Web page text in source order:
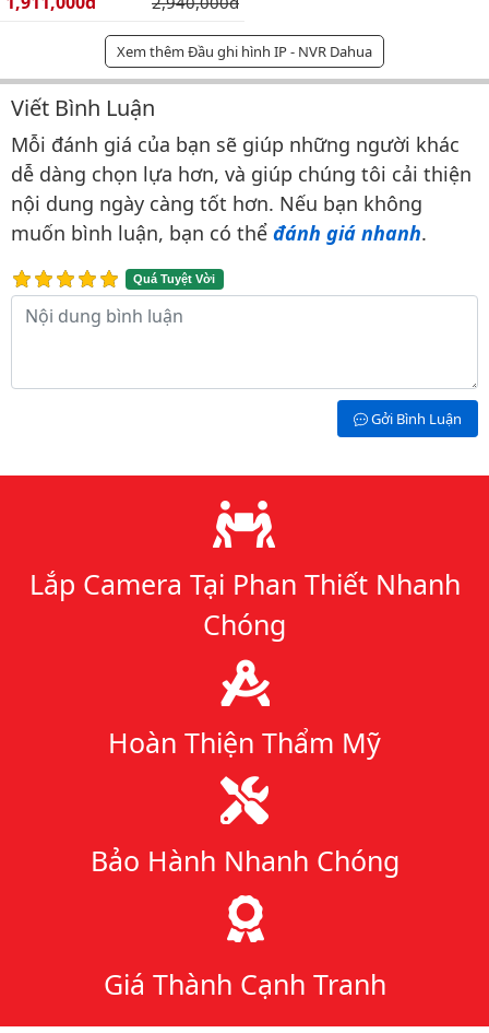
Xem thêm Đầu ghi hình IP - NVR Dahua
Bình luận & Đánh giá
Viết Bình Luận
Mỗi đánh giá của bạn sẽ giúp những người khác
dễ dàng chọn lựa hơn, và giúp chúng tôi cải thiện
nội dung ngày càng tốt hơn. Nếu bạn không
muốn bình luận, bạn có thể đánh giá nhanh.
Quá Tuyệt Vời
Nội dung bình luận
Gởi Bình Luận
Lý do chọn chúng tôi
Lắp Camera Tại Phan Thiết Nhanh
Chóng
Hoàn Thiện Thẩm Mỹ
Bảo Hành Nhanh Chóng
Giá Thành Cạnh Tranh